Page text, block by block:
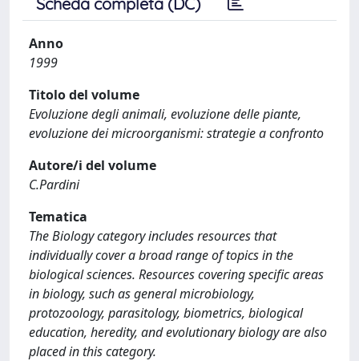
Anno
1999
Titolo del volume
Evoluzione degli animali, evoluzione delle piante,
evoluzione dei microorganismi: strategie a confronto
Autore/i del volume
C.Pardini
Tematica
The Biology category includes resources that
individually cover a broad range of topics in the
biological sciences. Resources covering specific areas
in biology, such as general microbiology,
protozoology, parasitology, biometrics, biological
education, heredity, and evolutionary biology are also
placed in this category.